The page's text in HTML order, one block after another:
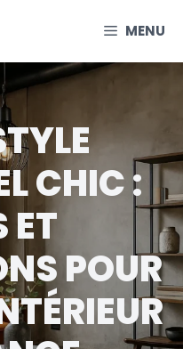
MENU
CHIC :
ET
POUR